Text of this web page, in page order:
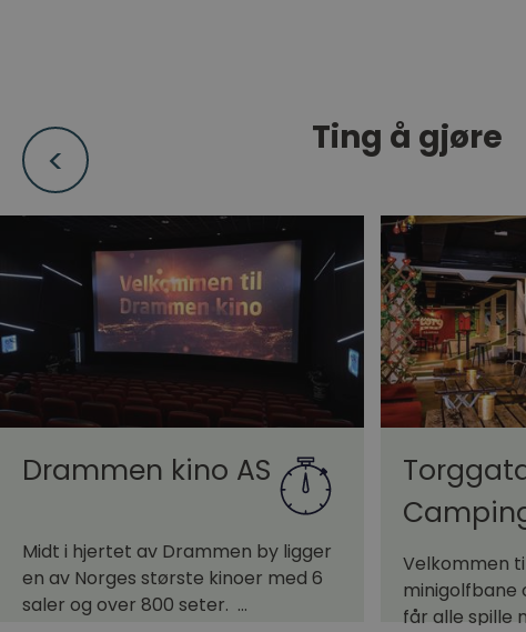
Ting å gjøre
Drammen kino AS
Midt i hjertet av Drammen by ligger
en av Norges største kinoer med 6
saler og over 800 seter. …
Velkommen
minigolfbane
får alle spille